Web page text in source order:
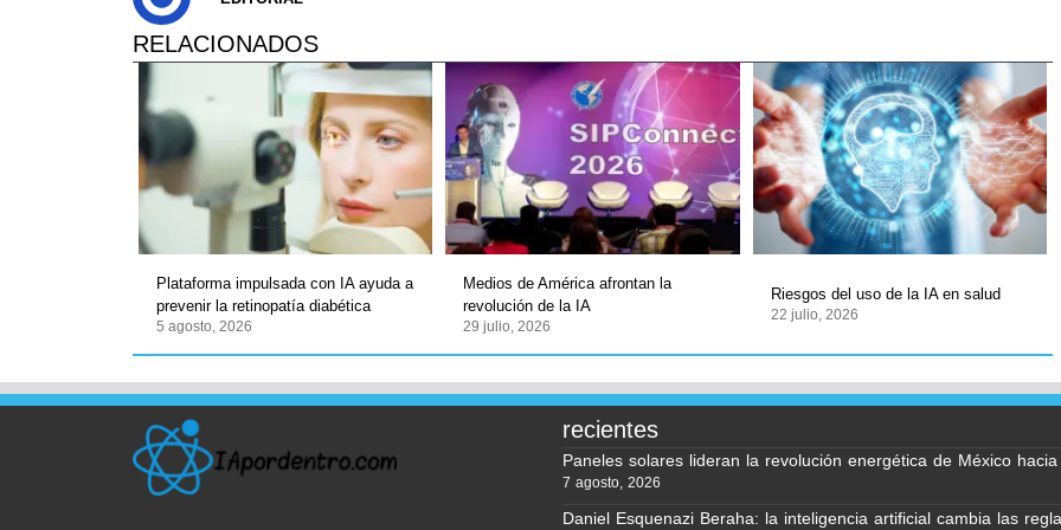
RELACIONADOS
Plataforma impulsada con IA ayuda a
prevenir la retinopatía diabética
5 agosto, 2026
Medios de América afrontan la
revolución de la IA
29 julio, 2026
Riesgos del uso de la IA en salud
22 julio, 2026
recientes
Paneles solares lideran la revolución energética de México
7 agosto, 2026
Daniel Esquenazi Beraha: la inteligencia artificial cambia las